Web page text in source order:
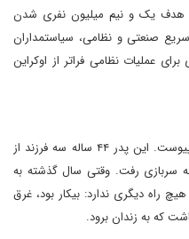
هدف یک و نیم میلیون نفری شدن
صنعتی و نظامی، سیاستمداران
عملیات نظامی فراتر از اوکراین
آنتون به خاطر اعتقاد به جنگ به ارتش نپیوست. این پدر ۴۴ ساله سه فرزند از
سربازی رفت. وقتی سال گذشته به
راه دیگری ندارد: بیکار بود، غرق
که به زندان برود.